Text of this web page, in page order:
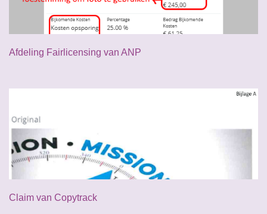
Afdeling Fairlicensing van ANP
Claim van Copytrack